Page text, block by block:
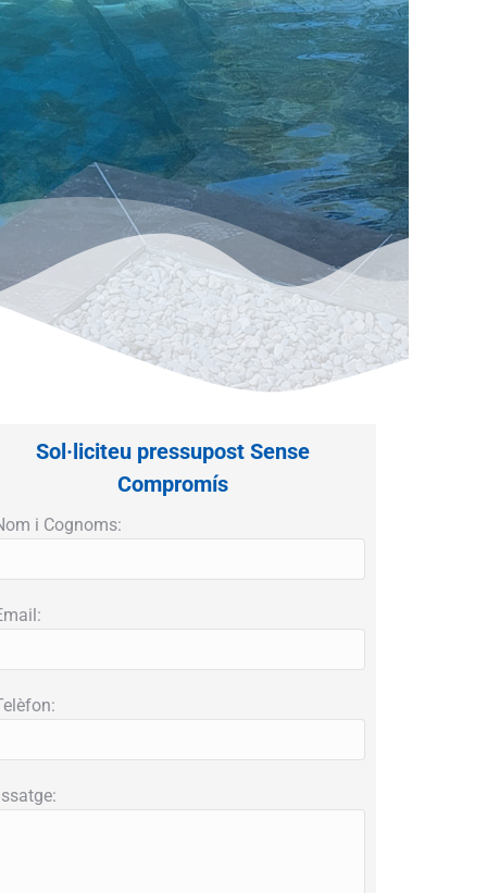
Sol·liciteu pressupost Sense
Compromís
i Cognoms: